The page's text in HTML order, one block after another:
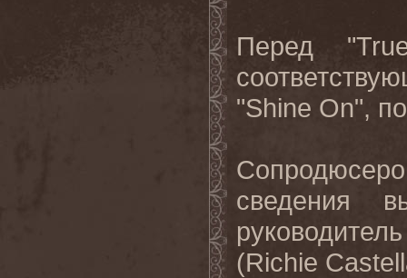
Перед
"Shine On",
сведения
(Richie